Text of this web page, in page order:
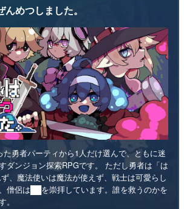
めつしました。
た勇者パーティから1人だけ選んで、ともに迷
ダンジョン探索RPGです。 ただし勇者は「は
、魔法使いは魔法が使えず、戦士は可愛らし
僧侶は██を崇拝しています。誰を救うのかを